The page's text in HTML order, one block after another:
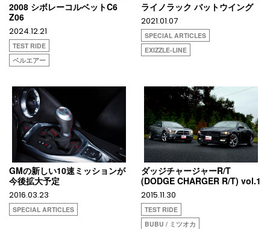
2008 シボレーコルベットC6
Z06
2024.12.21
TEST RIDE
ベルエアー
ライノラック バットウイング
2021.01.07
SPECIAL ARTICLES
EXIZZLE-LINE
GMの新しい10速ミッションが
今後拡大予定
2016.03.23
SPECIAL ARTICLES
ダッジチャージャーR/T
(DODGE CHARGER R/T) vol.1
2015.11.30
TEST RIDE
BUBU / ミツオカ